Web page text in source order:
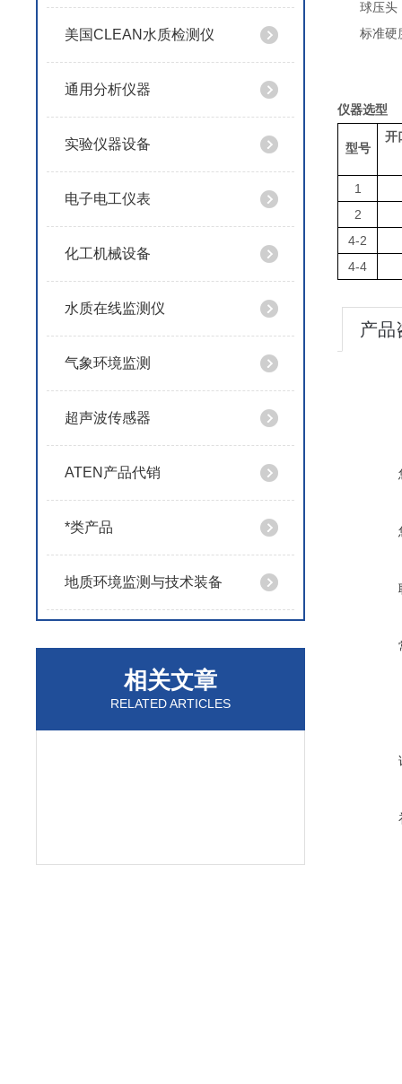
美国CLEAN水质检测仪
通用分析仪器
实验仪器设备
电子电工仪表
化工机械设备
水质在线监测仪
气象环境监测
超声波传感器
ATEN产品代销
*类产品
地质环境监测与技术装备
相关文章
RELATED ARTICLES
球压头
标准硬
仪器选型
型号
开
1
2
4-2
4-4
产品